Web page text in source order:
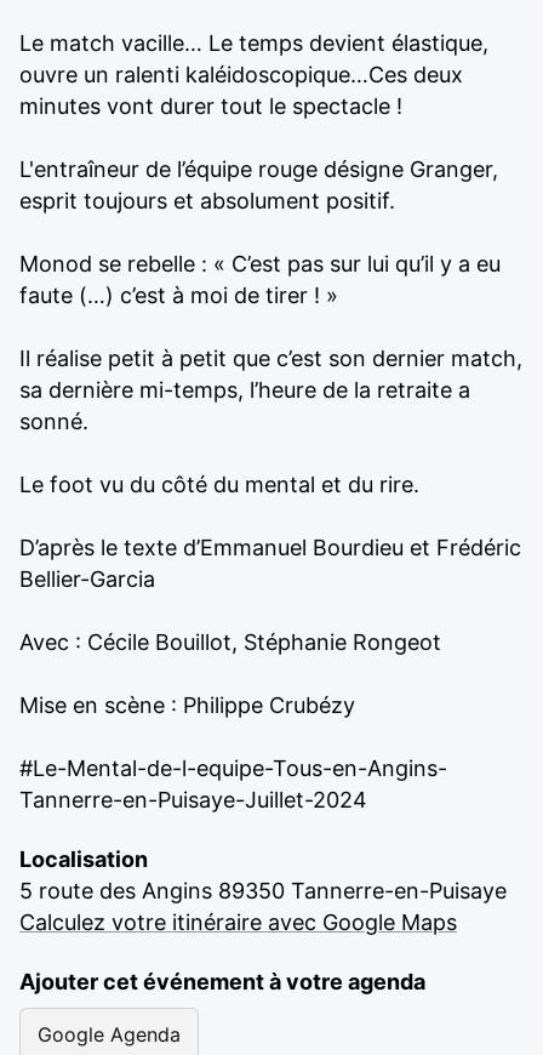
Le match vacille… Le temps devient élastique,
ouvre un ralenti kaléidoscopique…Ces deux
minutes vont durer tout le spectacle !
L'entraîneur de l’équipe rouge désigne Granger,
esprit toujours et absolument positif.
Monod se rebelle : « C’est pas sur lui qu’il y a eu
faute (…) c’est à moi de tirer ! »
Il réalise petit à petit que c’est son dernier match,
sa dernière mi-temps, l’heure de la retraite a
sonné.
Le foot vu du côté du mental et du rire.
D’après le texte d’Emmanuel Bourdieu et Frédéric
Bellier-Garcia
Avec : Cécile Bouillot, Stéphanie Rongeot
Mise en scène : Philippe Crubézy
#Le-Mental-de-l-equipe-Tous-en-Angins-
Tannerre-en-Puisaye-Juillet-2024
Localisation
5 route des Angins 89350 Tannerre-en-Puisaye
Calculez votre itinéraire avec Google Maps
Ajouter cet événement à votre agenda
Google Agenda